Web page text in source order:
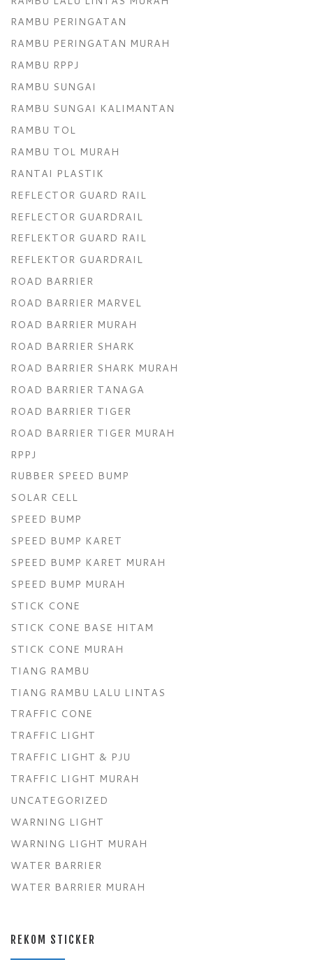
RAMBU PERINGATAN
RAMBU PERINGATAN MURAH
RAMBU RPPJ
RAMBU SUNGAI
RAMBU SUNGAI KALIMANTAN
RAMBU TOL
RAMBU TOL MURAH
RANTAI PLASTIK
REFLECTOR GUARD RAIL
REFLECTOR GUARDRAIL
REFLEKTOR GUARD RAIL
REFLEKTOR GUARDRAIL
ROAD BARRIER
ROAD BARRIER MARVEL
ROAD BARRIER MURAH
ROAD BARRIER SHARK
ROAD BARRIER SHARK MURAH
ROAD BARRIER TANAGA
ROAD BARRIER TIGER
ROAD BARRIER TIGER MURAH
RPPJ
RUBBER SPEED BUMP
SOLAR CELL
SPEED BUMP
SPEED BUMP KARET
SPEED BUMP KARET MURAH
SPEED BUMP MURAH
STICK CONE
STICK CONE BASE HITAM
STICK CONE MURAH
TIANG RAMBU
TIANG RAMBU LALU LINTAS
TRAFFIC CONE
TRAFFIC LIGHT
TRAFFIC LIGHT & PJU
TRAFFIC LIGHT MURAH
UNCATEGORIZED
WARNING LIGHT
WARNING LIGHT MURAH
WATER BARRIER
WATER BARRIER MURAH
REKOM STICKER